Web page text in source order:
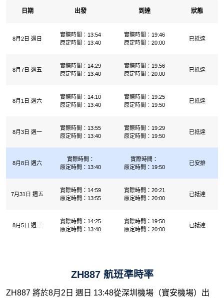
日期 出發 到達 狀態
8月2日 週日
實際時間：13:54
原定時間：13:40
實際時間：19:46
原定時間：20:00
已抵達
8月7日 週五
實際時間：14:29
原定時間：13:40
實際時間：19:56
原定時間：20:00
已抵達
8月1日 週六
實際時間：14:10
原定時間：13:40
實際時間：19:25
原定時間：19:50
已抵達
8月3日 週一
實際時間：13:55
原定時間：13:40
實際時間：19:29
原定時間：19:50
已抵達
8月8日 週六
實際時間：
原定時間：13:40
實際時間：
原定時間：19:50
已安排
7月31日 週五
實際時間：14:59
原定時間：13:55
實際時間：20:21
原定時間：20:00
已抵達
8月5日 週三
實際時間：14:25
原定時間：13:40
實際時間：19:50
原定時間：20:00
已抵達
ZH887 航班準時率
ZH887 將於8月2日 週日 13:48從深圳機場（寶安機場）出